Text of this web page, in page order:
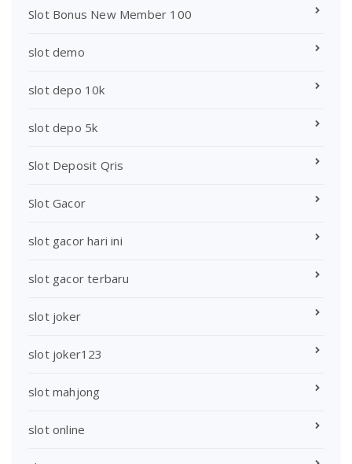
Slot Bonus New Member 100
slot demo
slot depo 10k
slot depo 5k
Slot Deposit Qris
Slot Gacor
slot gacor hari ini
slot gacor terbaru
slot joker
slot joker123
slot mahjong
slot online